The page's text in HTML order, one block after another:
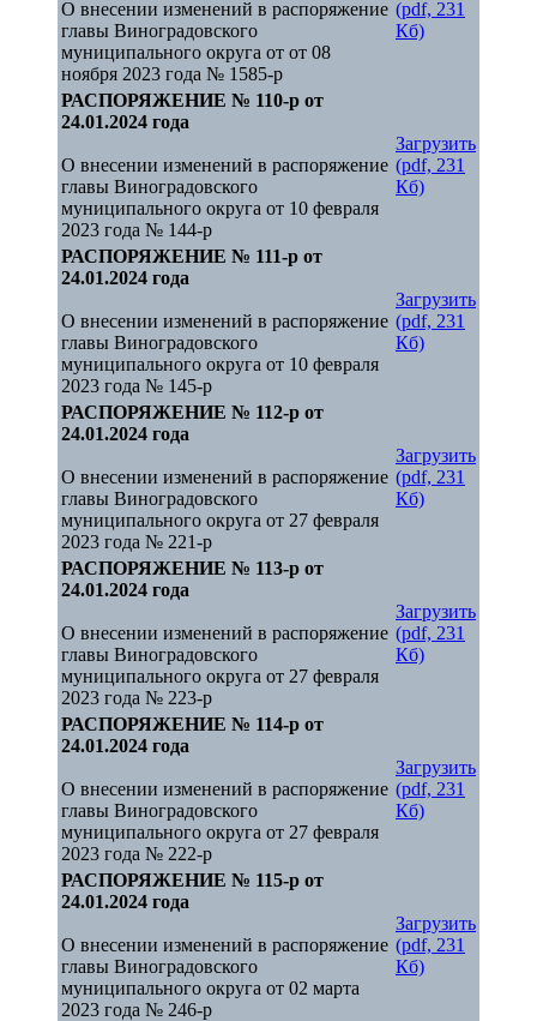
О внесении изменений в распоряжение
главы Виноградовского
муниципального округа от от 08
ноября 2023 года № 1585-р
(pdf, 231
Кб)
РАСПОРЯЖЕНИЕ № 110-р от
24.01.2024 года
О внесении изменений в распоряжение
главы Виноградовского
муниципального округа от 10 февраля
2023 года № 144-р
Загрузить
(pdf, 231
Кб)
РАСПОРЯЖЕНИЕ № 111-р от
24.01.2024 года
О внесении изменений в распоряжение
главы Виноградовского
муниципального округа от 10 февраля
2023 года № 145-р
Загрузить
(pdf, 231
Кб)
РАСПОРЯЖЕНИЕ № 112-р от
24.01.2024 года
О внесении изменений в распоряжение
главы Виноградовского
муниципального округа от 27 февраля
2023 года № 221-р
Загрузить
(pdf, 231
Кб)
РАСПОРЯЖЕНИЕ № 113-р от
24.01.2024 года
О внесении изменений в распоряжение
главы Виноградовского
муниципального округа от 27 февраля
2023 года № 223-р
Загрузить
(pdf, 231
Кб)
РАСПОРЯЖЕНИЕ № 114-р от
24.01.2024 года
О внесении изменений в распоряжение
главы Виноградовского
муниципального округа от 27 февраля
2023 года № 222-р
Загрузить
(pdf, 231
Кб)
РАСПОРЯЖЕНИЕ № 115-р от
24.01.2024 года
О внесении изменений в распоряжение
главы Виноградовского
муниципального округа от 02 марта
2023 года № 246-р
Загрузить
(pdf, 231
Кб)